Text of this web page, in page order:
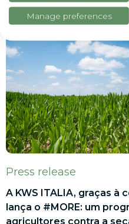
Press release
A KWS ITALIA, graças à
lança o #MORE: um
agricultores contra a
Manage preferences